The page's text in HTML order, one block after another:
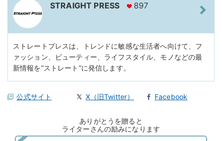
STRAIGHT PRESS 897
ストレートプレスは、トレンドに敏感な生活者へ向けて、フ
ァッション、ビューティー、ライフスタイル、モノなどの最
新情報を“ストレート”に発信します。
公式サイト X（旧Twitter） Facebook
ありがとうを贈ると
ライターさんの励みになります